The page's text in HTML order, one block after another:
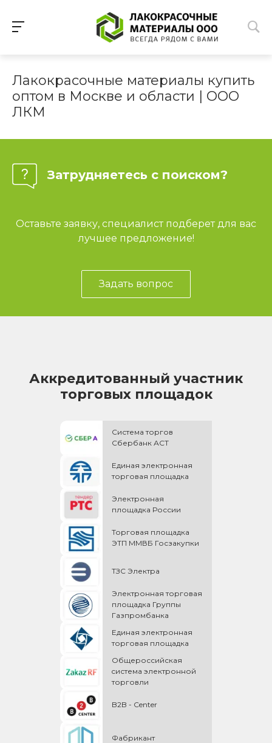
Лакокрасочные материалы купить
оптом в Москве и области | ООО
ЛКМ
Затрудняетесь с поиском?
Оставьте заявку, специалист подберет для вас
лучшее предложение!
Задать вопрос
Аккредитованный участник
торговых площадок
Система торгов
Сбербанк АСТ
Единая электронная
торговая площадка
Электронная
площадка России
Торговая площадка
ЭТП ММВБ Госзакупки
ТЗС Электра
Электронная торговая
площадка Группы
Газпромбанка
Единая электронная
торговая площадка
Общероссийская
cистема электронной
торговли
B2B - Center
Фабрикант